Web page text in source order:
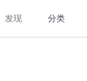
发现 分类